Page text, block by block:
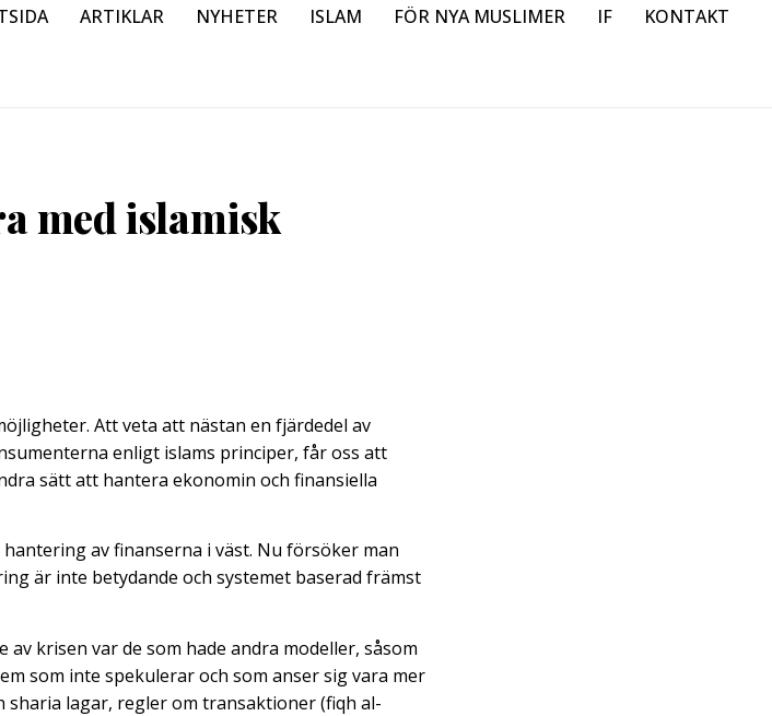
ARTIKLAR NYHETER ISLAM FÖR NYA MUSLIMER IF KONTAKT
med islamisk
Att veta att nästan en fjärdedel av
enligt islams principer, får oss att
sätt att hantera ekonomin och finansiella
av finanserna i väst. Nu försöker man
är inte betydande och systemet baserad främst
krisen var de som hade andra modeller, såsom
som inte spekulerar och som anser sig vara mer
sharia lagar, regler om transaktioner (fiqh al-